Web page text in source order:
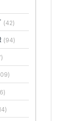
(42)
(94)